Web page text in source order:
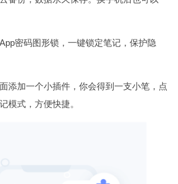
密码图形锁，一键锁定笔记，保护隐
添加一个小插件，你会得到一支小笔，点
模式，方便快捷。